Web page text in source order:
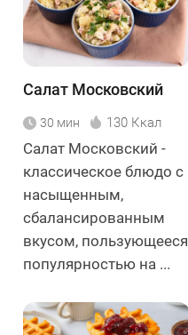
Салат Московский
30 мин 130 Ккал
Салат Московский -
классическое блюдо с
насыщенным,
сбалансированным
вкусом, пользующееся
популярностью на ...